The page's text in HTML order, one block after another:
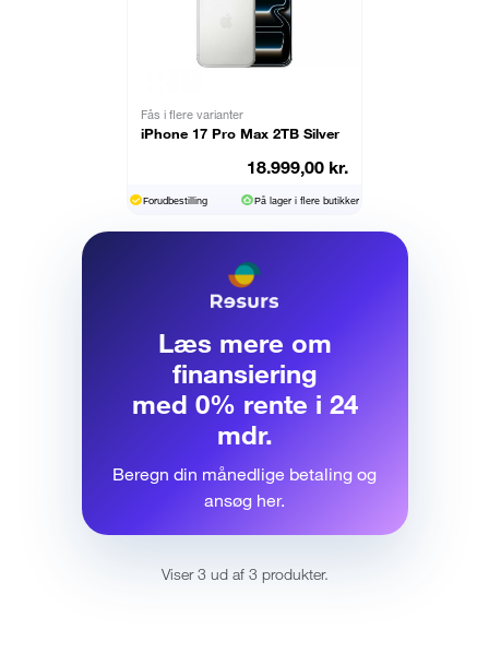
Fås i flere varianter
iPhone 17 Pro Max 2TB Silver
18.999,00 kr.
Forudbestilling På lager i flere butikker
Læs mere om
finansiering
med 0% rente i 24
mdr.
Beregn din månedlige betaling og
ansøg her.
Viser 3 ud af 3 produkter.